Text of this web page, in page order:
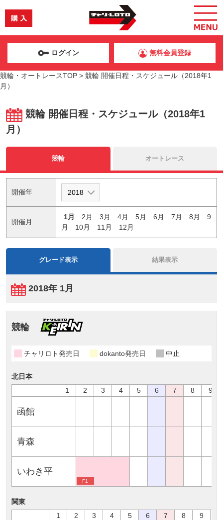
ログイン 無料会員登録
競輪・オートレースTOP > 競輪 開催日程・スケジュール（2018年1
月）
競輪 開催日程・スケジュール（2018年1
月）
競輪 オートレース
開催年
開催月
1月 2月 3月 4月 5月 6月 7月 8月
9
月
10月 11月 12月
グレード表示 結果表示
2018年 1月
競輪
チャリロト発売日 dokanto発売日 中止
北日本
1
2 3 4 5 6 7 8 9
函館
青森
いわき平
F1
関東
1
2 3 4 5 6 7 8 9